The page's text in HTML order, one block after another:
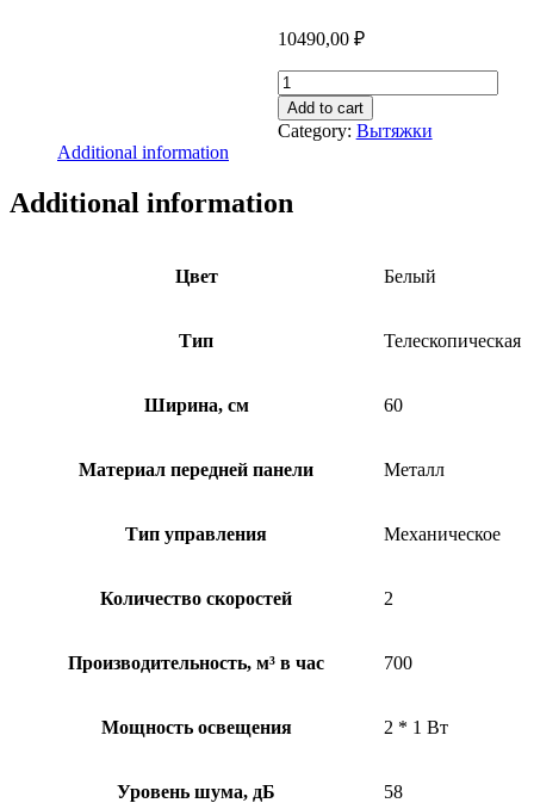
10490,00 ₽
ВЫТЯЖКА
AKIRA
UIT-
T671UR
Add to cart
Category: Вытяжки
Additional information
Additional information
Цвет Белый
Тип Телескопическая
Ширина, см 60
Материал передней панели Металл
Тип управления Механическое
Количество скоростей 2
Производительность, м³ в час 700
Мощность освещения 2 * 1 Вт
Уровень шума, дБ 58